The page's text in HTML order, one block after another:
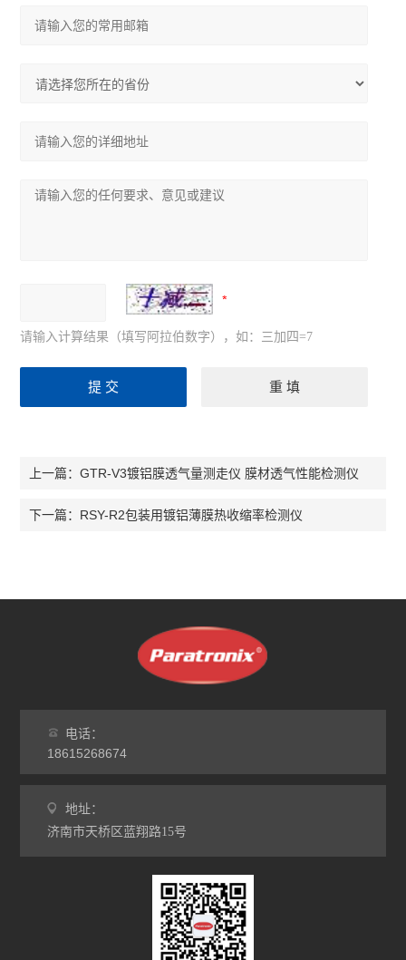
请输入计算结果（填写阿拉伯数字），如：三加四=7
上一篇：GTR-V3镀铝膜透气量测走仪 膜材透气性能检测仪
下一篇： RSY-R2包装用镀铝薄膜热收缩率检测仪
电话：
18615268674
地址：
济南市天桥区蓝翔路15号